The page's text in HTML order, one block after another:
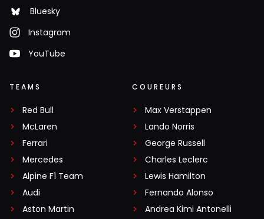
Bluesky
Instagram
YouTube
TEAMS
Red Bull
McLaren
Ferrari
Mercedes
Alpine F1 Team
Audi
Aston Martin
COUREURS
Max Verstappen
Lando Norris
George Russell
Charles Leclerc
Lewis Hamilton
Fernando Alonso
Andrea Kimi Antonelli